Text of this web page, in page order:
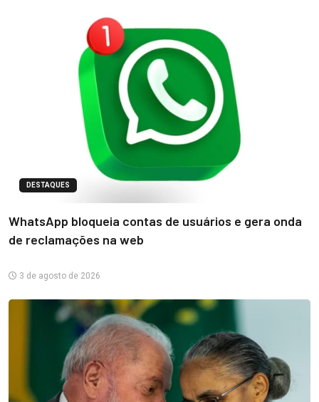
DESTAQUES
WhatsApp bloqueia contas de usuários e gera onda
de reclamações na web
3 de agosto de 2026